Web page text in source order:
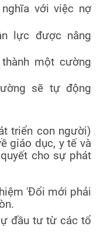
với việc nợ
lực được nâng
một cường
sẽ tự động
triển con người)
giáo dục, y tế và
cho sự phát
'Đổi mới phải
đầu tư từ các tổ